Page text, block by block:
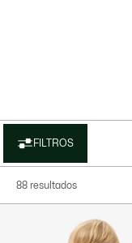
FILTROS
88 resultados